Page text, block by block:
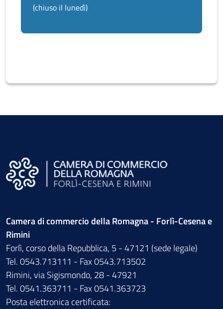
(chiuso il lunedì)
Camera di commercio della Romagna - Forlì-Cesena e
Rimini
Forlì, corso della Repubblica, 5 - 47121 (sede legale)
Tel. 0543.713111 - Fax 0543.713502
Rimini, via Sigismondo, 28 - 47921
Tel. 0541.363711 - Fax 0541.363723
Posta elettronica certificata: